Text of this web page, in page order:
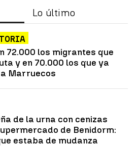
Lo último
72.000 los migrantes que
y en 70.000 los que ya
Marruecos
de la urna con cenizas
de Benidorm:
estaba de mudanza